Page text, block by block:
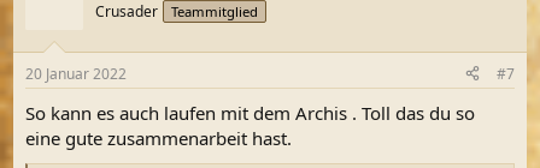
e
:
Crusader Teammitglied
20 Januar 2022 #7
So kann es auch laufen mit dem Archis . Toll das du so
eine gute zusammenarbeit hast.